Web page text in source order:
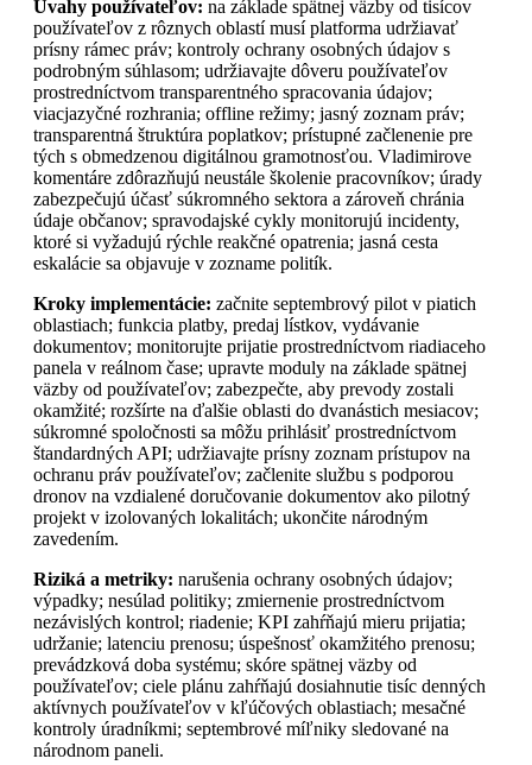
Úvahy používateľov: na základe spätnej väzby od tisícov
používateľov z rôznych oblastí musí platforma udržiavať
prísny rámec práv; kontroly ochrany osobných údajov s
podrobným súhlasom; udržiavajte dôveru používateľov
prostredníctvom transparentného spracovania údajov;
viacjazyčné rozhrania; offline režimy; jasný zoznam práv;
transparentná štruktúra poplatkov; prístupné začlenenie pre
tých s obmedzenou digitálnou gramotnosťou. Vladimirove
komentáre zdôrazňujú neustále školenie pracovníkov; úrady
zabezpečujú účasť súkromného sektora a zároveň chránia
údaje občanov; spravodajské cykly monitorujú incidenty,
ktoré si vyžadujú rýchle reakčné opatrenia; jasná cesta
eskalácie sa objavuje v zozname politík.
Kroky implementácie: začnite septembrový pilot v piatich
oblastiach; funkcia platby, predaj lístkov, vydávanie
dokumentov; monitorujte prijatie prostredníctvom riadiaceho
panela v reálnom čase; upravte moduly na základe spätnej
väzby od používateľov; zabezpečte, aby prevody zostali
okamžité; rozšírte na ďalšie oblasti do dvanástich mesiacov;
súkromné spoločnosti sa môžu prihlásiť prostredníctvom
štandardných API; udržiavajte prísny zoznam prístupov na
ochranu práv používateľov; začlenite službu s podporou
dronov na vzdialené doručovanie dokumentov ako pilotný
projekt v izolovaných lokalitách; ukončite národným
zavedením.
Riziká a metriky: narušenia ochrany osobných údajov;
výpadky; nesúlad politiky; zmiernenie prostredníctvom
nezávislých kontrol; riadenie; KPI zahŕňajú mieru prijatia;
udržanie; latenciu prenosu; úspešnosť okamžitého prenosu;
prevádzková doba systému; skóre spätnej väzby od
používateľov; ciele plánu zahŕňajú dosiahnutie tisíc denných
aktívnych používateľov v kľúčových oblastiach; mesačné
kontroly úradníkmi; septembrové míľniky sledované na
národnom paneli.